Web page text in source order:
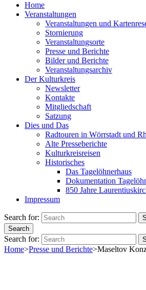
Home
Veranstaltungen
Veranstaltungen und
Stornierung
Veranstaltungsorte
Presse und Berichte
Bilder und Berichte
Veranstaltungsarchiv
Der Kulturkreis
Newsletter
Kontakte
Mitgliedschaft
Satzung
Dies und Das
Radtouren in Wörrstadt und
Alte Presseberichte
Kulturkreisreisen
Historisches
Das Tagelöhnerhaus
Dokumentation
850 Jahre
Impressum
Search for:
Search
Search for:
Home>Presse und Berichte>Maseltov